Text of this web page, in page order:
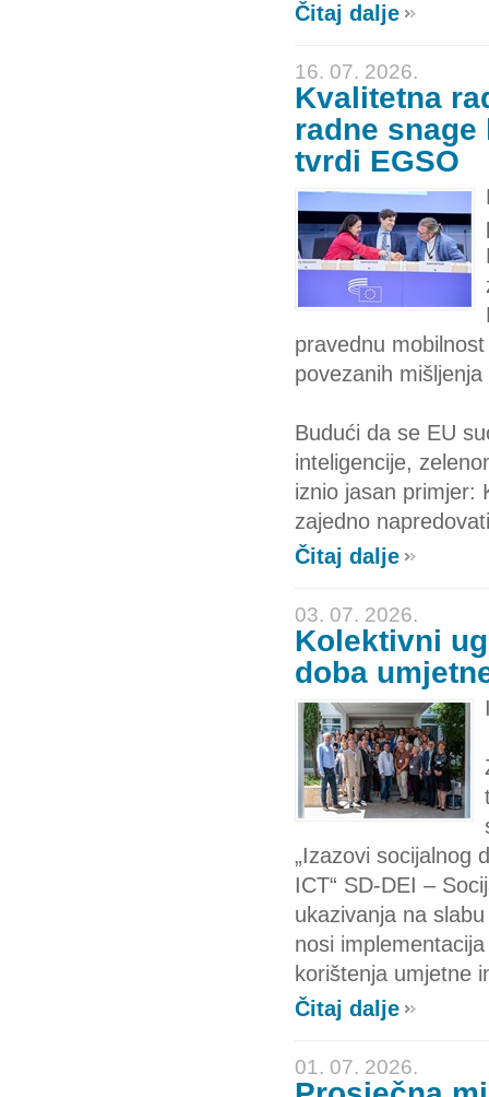
Čitaj dalje
16. 07. 2026.
Kvalitetna
radne
tvrdi EGSO
pravednu
povezanih
Budući da se EU
inteligencije,
iznio jasan primjer:
zajedno
Čitaj dalje
03. 07. 2026.
Kolektivni
doba
„Izazovi socijalnog
ICT“ SD-DEI –
ukazivanja na
nosi
korištenja umjetne
Čitaj dalje
01. 07. 2026.